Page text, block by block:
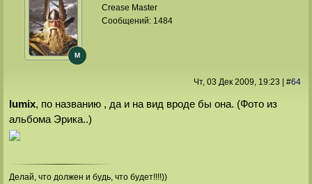
M
Crease Master
Сообщений: 1484
Чт, 03 Дек 2009, 19:23 #64
lumix, по названию , да и на вид вроде бы она. (Фото из
альбома Эрика..)
Делай, что должен и будь, что будет!!!!))